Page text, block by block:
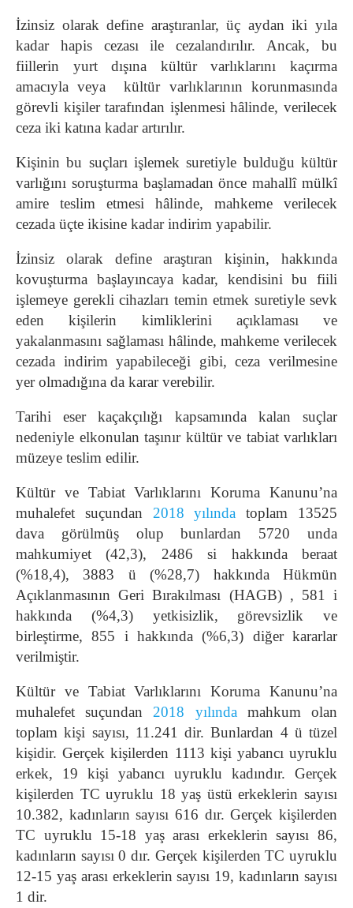
İzinsiz olarak define araştıranlar, üç aydan iki yıla
kadar hapis cezası ile cezalandırılır. Ancak, bu
fiillerin yurt dışına kültür varlıklarını kaçırma
amacıyla veya kültür varlıklarının korunmasında
görevli kişiler tarafından işlenmesi hâlinde, verilecek
ceza iki katına kadar artırılır.
Kişinin bu suçları işlemek suretiyle bulduğu kültür
varlığını soruşturma başlamadan önce mahallî mülkî
amire teslim etmesi hâlinde, mahkeme verilecek
cezada üçte ikisine kadar indirim yapabilir.
İzinsiz olarak define araştıran kişinin, hakkında
kovuşturma başlayıncaya kadar, kendisini bu fiili
işlemeye gerekli cihazları temin etmek suretiyle sevk
eden kişilerin kimliklerini açıklaması ve
yakalanmasını sağlaması hâlinde, mahkeme verilecek
cezada indirim yapabileceği gibi, ceza verilmesine
yer olmadığına da karar verebilir.
Tarihi eser kaçakçılığı kapsamında kalan suçlar
nedeniyle elkonulan taşınır kültür ve tabiat varlıkları
müzeye teslim edilir.
Kültür ve Tabiat Varlıklarını Koruma Kanunu’na
muhalefet suçundan 2018 yılında toplam 13525
dava görülmüş olup bunlardan 5720 unda
mahkumiyet (42,3), 2486 si hakkında beraat
(%18,4), 3883 ü (%28,7) hakkında Hükmün
Açıklanmasının Geri Bırakılması (HAGB) , 581 i
hakkında (%4,3) yetkisizlik, görevsizlik ve
birleştirme, 855 i hakkında (%6,3) diğer kararlar
verilmiştir.
Kültür ve Tabiat Varlıklarını Koruma Kanunu’na
muhalefet suçundan 2018 yılında mahkum olan
toplam kişi sayısı, 11.241 dir. Bunlardan 4 ü tüzel
kişidir. Gerçek kişilerden 1113 kişi yabancı uyruklu
erkek, 19 kişi yabancı uyruklu kadındır. Gerçek
kişilerden TC uyruklu 18 yaş üstü erkeklerin sayısı
10.382, kadınların sayısı 616 dır. Gerçek kişilerden
TC uyruklu 15-18 yaş arası erkeklerin sayısı 86,
kadınların sayısı 0 dır. Gerçek kişilerden TC uyruklu
12-15 yaş arası erkeklerin sayısı 19, kadınların sayısı
1 dir.